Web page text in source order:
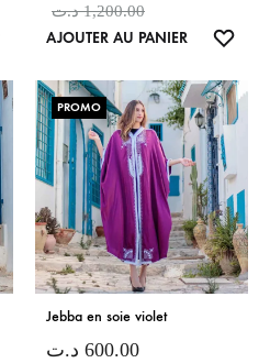
SOUHAITS
1,200.00 د.ت
AJOUTER AU PANIER
PROMO
Jebba en soie violet
600.00 د.ت